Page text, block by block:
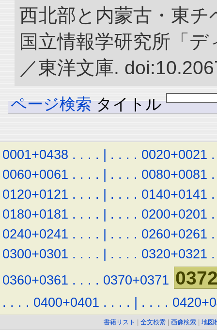
西北部と内蒙古・東チ
国立情報学研究所「
／東洋文庫.
ページ検索 タイトル
0001+0438 . . . . | . . . . 0020+0021 .
0060+0061 . . . . | . . . . 0080+0081 .
0120+0121 . . . . | . . . . 0140+0141 .
0180+0181 . . . . | . . . . 0200+0201 .
0240+0241 . . . . | . . . . 0260+0261 .
0300+0301 . . . . | . . . . 0320+0321 .
0360+0361 . . . . 0370+0371
. . . . 0400+0401 . . . . | . . . .
書籍リスト 全文検索 画像検索 地図